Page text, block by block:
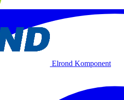
Elrond Komponent